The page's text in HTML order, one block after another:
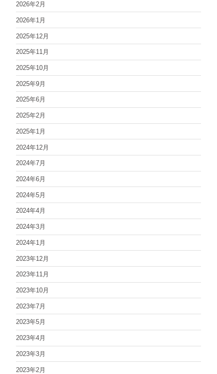
2026年2月
2026年1月
2025年12月
2025年11月
2025年10月
2025年9月
2025年6月
2025年2月
2025年1月
2024年12月
2024年7月
2024年6月
2024年5月
2024年4月
2024年3月
2024年1月
2023年12月
2023年11月
2023年10月
2023年7月
2023年5月
2023年4月
2023年3月
2023年2月